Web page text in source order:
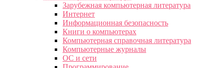
Зарубежная компьютерная литература
Интернет
Информационная безопасность
Книги о компьютерах
Компьютерная справочная литература
Компьютерные журналы
ОС и сети